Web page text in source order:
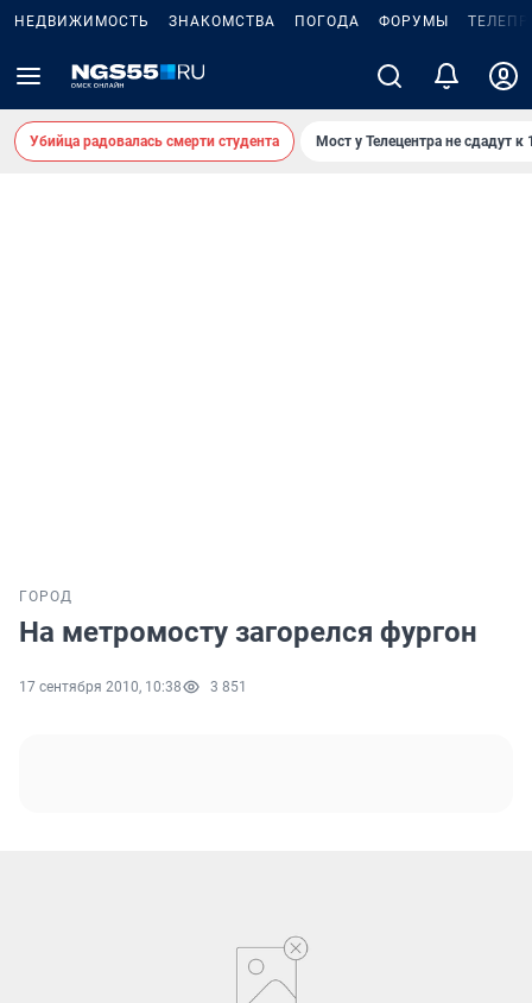
НЕДВИЖИМОСТЬ ЗНАКОМСТВА ПОГОДА ФОРУМЫ
Убийца радовалась смерти студента Мост у Телецентра не сдадут к
ГОРОД
На метромосту загорелся фургон
17 сентября 2010, 10:38 3 851